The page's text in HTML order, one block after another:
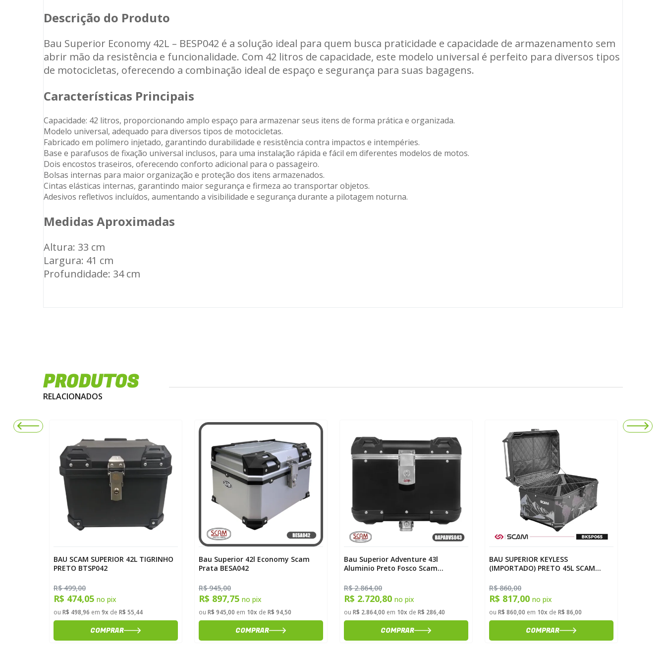
Descrição do Produto
Bau Superior Economy 42L – BESP042 é a solução ideal para quem busca praticidade e capacidade de armazenamento sem
abrir mão da resistência e funcionalidade. Com 42 litros de capacidade, este modelo universal é perfeito para diversos tipos
de motocicletas, oferecendo a combinação ideal de espaço e segurança para suas bagagens.
Características Principais
Capacidade: 42 litros, proporcionando amplo espaço para armazenar seus itens de forma prática e organizada.
Modelo universal, adequado para diversos tipos de motocicletas.
Fabricado em polímero injetado, garantindo durabilidade e resistência contra impactos e intempéries.
Base e parafusos de fixação universal inclusos, para uma instalação rápida e fácil em diferentes modelos de motos.
Dois encostos traseiros, oferecendo conforto adicional para o passageiro.
Bolsas internas para maior organização e proteção dos itens armazenados.
Cintas elásticas internas, garantindo maior segurança e firmeza ao transportar objetos.
Adesivos refletivos incluídos, aumentando a visibilidade e segurança durante a pilotagem noturna.
Medidas Aproximadas
Altura: 33 cm
Largura: 41 cm
Profundidade: 34 cm
PRODUTOS
RELACIONADOS
BAU SCAM SUPERIOR 42L TIGRINHO
PRETO BTSP042
R$ 499,00
R$ 474,05 no pix
ou R$ 498,96 em 9xde R$ 55,44
COMPRAR
Bau Superior 42l Economy Scam
Prata BESA042
R$ 945,00
R$ 897,75 no pix
ou R$ 945,00 em 10xde R$ 94,50
COMPRAR
Bau Superior Adventure 43l
Aluminio Preto Fosco Scam
R$ 2.864,00
R$ 2.720,80 no pix
ou R$ 2.864,00 em 10xde R$ 286,40
COMPRAR
BAU SUPERIOR KEYLESS
(IMPORTADO) PRETO 45L SCAM
R$ 860,00
R$ 817,00 no pix
ou R$ 860,00 em 10xde R$ 86,00
COMPRAR